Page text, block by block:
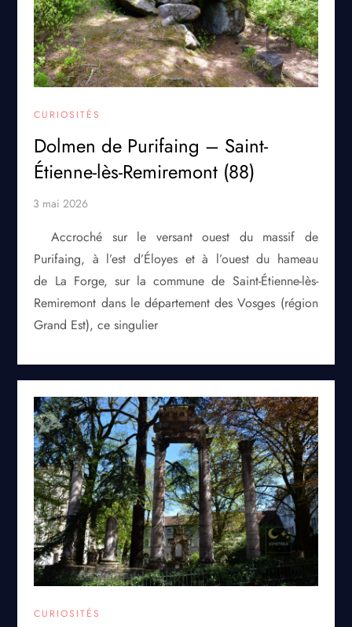
CURIOSITÉS
Dolmen de Purifaing – Saint-
Étienne-lès-Remiremont (88)
Accroché sur le versant ouest du massif de
Purifaing, à l’est d’Éloyes et à l’ouest du hameau
de La Forge, sur la commune de Saint-Étienne-lès-
Remiremont dans le département des Vosges (région
Grand Est), ce singulier
CURIOSITÉS